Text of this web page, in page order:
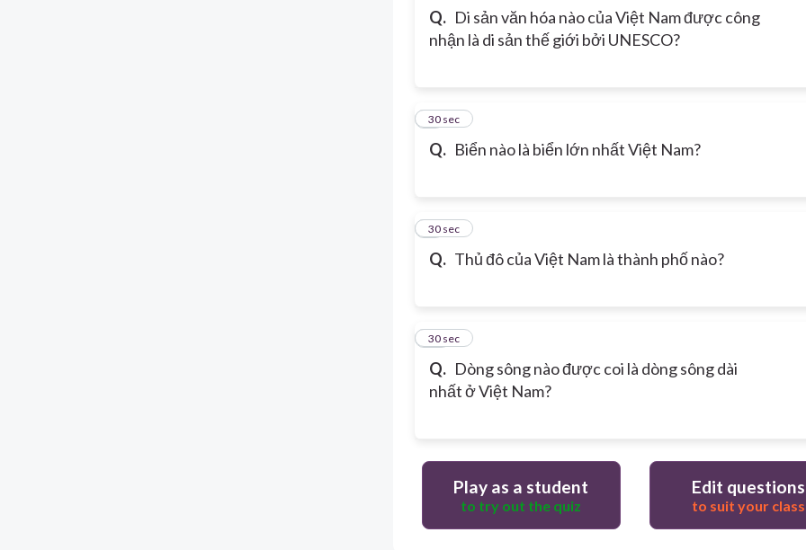
Q. Di sản văn hóa nào của Việt Nam được công
nhận là di sản thế giới bởi UNESCO?
Q. Biển nào là biển lớn nhất Việt Nam?
8
30 sec
Q. Thủ đô của Việt Nam là thành phố nào?
9
30 sec
Q. Dòng sông nào được coi là dòng sông dài
nhất ở Việt Nam?
10
30 sec
Play as a student
to try out the quiz
Edit questions
to suit your class